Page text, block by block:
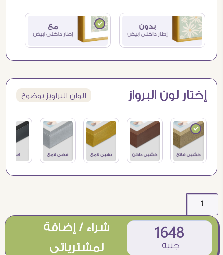
إختار لون البرواز الوان البراويز بوضوح
1648
جنيه
شراء / إضافة
لمشترياتى